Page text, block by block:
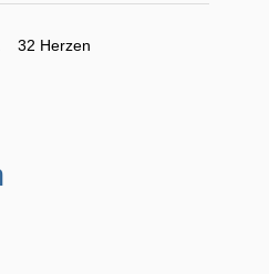
32 Herzen